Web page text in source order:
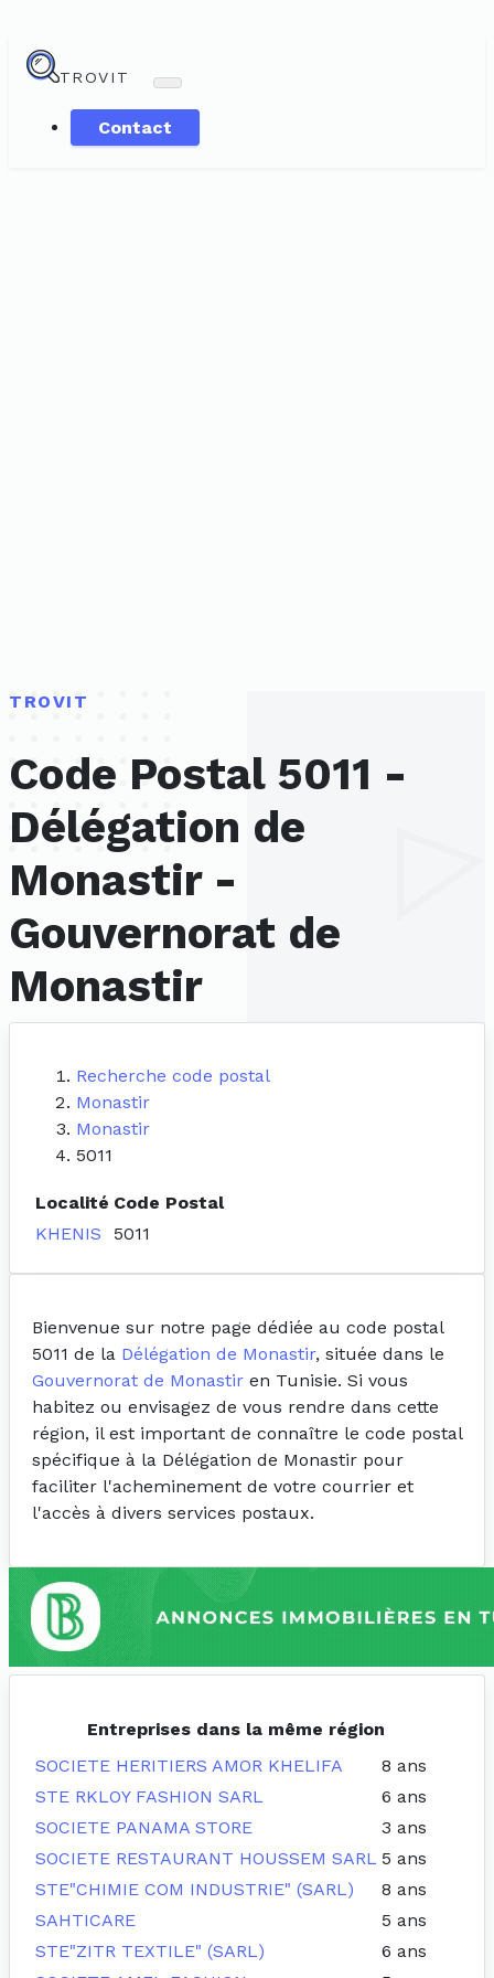
TROVIT
Contact
TROVIT
Code Postal 5011 -
Délégation de
Monastir -
Gouvernorat de
Monastir
Recherche code postal
Monastir
Monastir
5011
Localité Code Postal
KHENIS
5011
Bienvenue sur notre page dédiée au code postal
5011 de la Délégation de Monastir, située dans le
Gouvernorat de Monastir en Tunisie. Si vous
habitez ou envisagez de vous rendre dans cette
région, il est important de connaître le code postal
spécifique à la Délégation de Monastir pour
faciliter l'acheminement de votre courrier et
l'accès à divers services postaux.
Entreprises dans la même région
SOCIETE HERITIERS AMOR KHELIFA
8 ans
STE RKLOY FASHION SARL
6 ans
SOCIETE PANAMA STORE
3 ans
SOCIETE RESTAURANT HOUSSEM SARL 5 ans
STE"CHIMIE COM INDUSTRIE" (SARL)
8 ans
SAHTICARE
5 ans
STE"ZITR TEXTILE" (SARL)
6 ans